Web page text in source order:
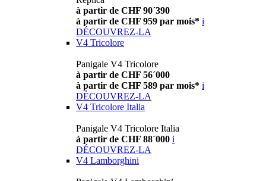
à partir de CHF 90´390
à partir de CHF 959 par mois* i
DÉCOUVREZ-LA
V4 Tricolore
Panigale V4 Tricolore
à partir de CHF 56´000
à partir de CHF 589 par mois* i
DÉCOUVREZ-LA
V4 Tricolore Italia
Panigale V4 Tricolore Italia
à partir de CHF 88´000 i
DÉCOUVREZ-LA
V4 Lamborghini